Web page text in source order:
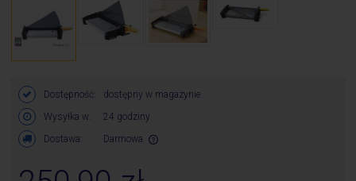
Dostępność:
dostępny w magazynie
Wysyłka w:
24 godziny
Dostawa:
Darmowa